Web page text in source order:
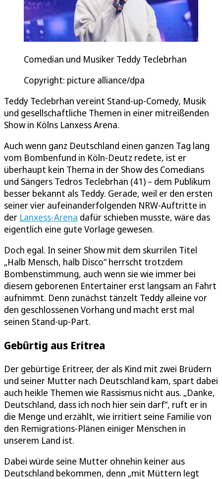
Comedian und Musiker Teddy Teclebrhan
Copyright: picture alliance/dpa
Teddy Teclebrhan vereint Stand-up-Comedy, Musik
und gesellschaftliche Themen in einer mitreißenden
Show in Kölns Lanxess Arena.
Auch wenn ganz Deutschland einen ganzen Tag lang
vom Bombenfund in Köln-Deutz redete, ist er
überhaupt kein Thema in der Show des Comedians
und Sängers Tedros Teclebrhan (41) – dem Publikum
besser bekannt als Teddy. Gerade, weil er den ersten
seiner vier aufeinanderfolgenden NRW-Auftritte in
der Lanxess-Arena dafür schieben musste, wäre das
eigentlich eine gute Vorlage gewesen.
Doch egal. In seiner Show mit dem skurrilen Titel
„Halb Mensch, halb Disco“ herrscht trotzdem
Bombenstimmung, auch wenn sie wie immer bei
diesem geborenen Entertainer erst langsam an Fahrt
aufnimmt. Denn zunächst tänzelt Teddy alleine vor
den geschlossenen Vorhang und macht erst mal
seinen Stand-up-Part.
Gebürtig aus Eritrea
Der gebürtige Eritreer, der als Kind mit zwei Brüdern
und seiner Mutter nach Deutschland kam, spart dabei
auch heikle Themen wie Rassismus nicht aus. „Danke,
Deutschland, dass ich noch hier sein darf“, ruft er in
die Menge und erzählt, wie irritiert seine Familie von
den Remigrations-Plänen einiger Menschen in
unserem Land ist.
Dabei würde seine Mutter ohnehin keiner aus
Deutschland bekommen, denn „mit Müttern legt